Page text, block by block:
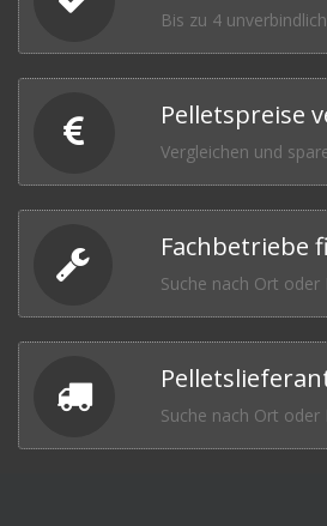
Bis zu 4
Pelletspreise
Vergleichen und
Fachbetriebe
Suche nach Ort oder
Suche nach Ort oder